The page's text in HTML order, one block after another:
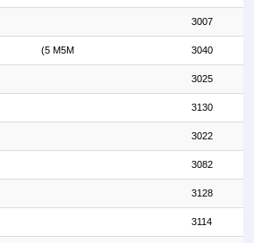
3007
(5 M5M 3040
3025
3130
3022
3082
3128
3114